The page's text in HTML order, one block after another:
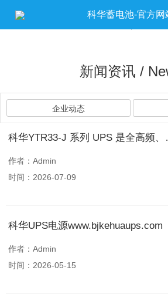
科华蓄电池-官方网
新闻资讯 /
企业动态
科华
作者：Admin
时间：2026-07-09
科华UPS电源www.bjkehuaups.com
作者：Admin
时间：2026-05-15